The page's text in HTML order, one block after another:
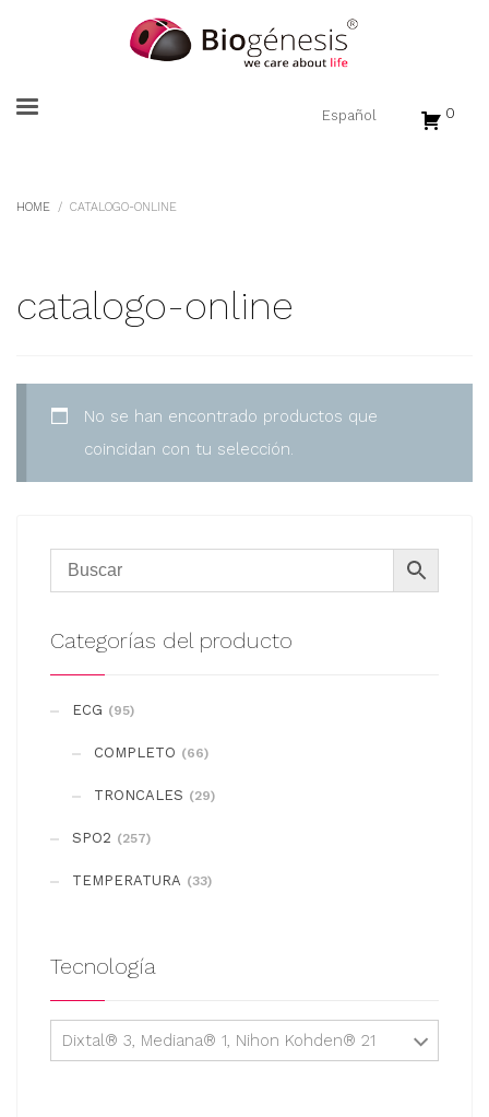
0
HOME CATALOGO-ONLINE
catalogo-online
No se han encontrado productos que
coincidan con tu selección.
Categorías del producto
ECG (95)
COMPLETO (66)
TRONCALES (29)
SPO2 (257)
TEMPERATURA (33)
Tecnología
Dixtal® 3, Mediana® 1, Nihon Kohden® 21